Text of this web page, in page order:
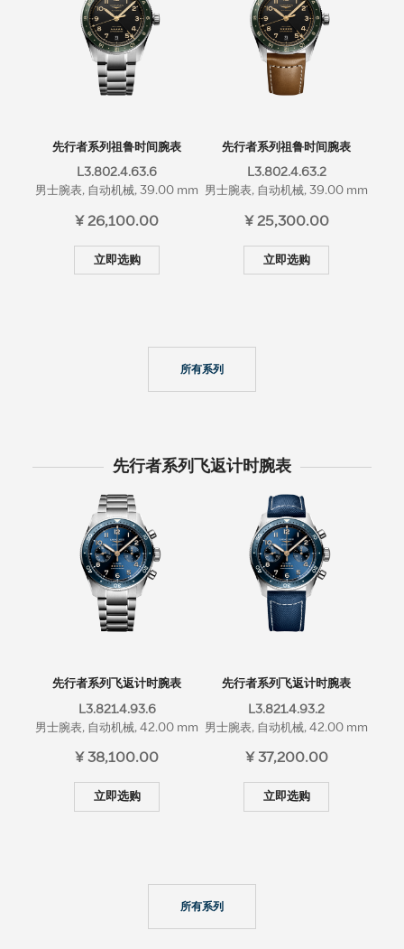
先行者系列祖鲁时间腕表
L3.802.4.63.6
男士腕表, 自动机械, 39.00 mm
¥ 26,100.00
立即选购
先行者系列祖鲁时间腕表
L3.802.4.63.2
男士腕表, 自动机械, 39.00 mm
¥ 25,300.00
立即选购
所有系列
先行者系列飞返计时腕表
先行者系列飞返计时腕表
L3.821.4.93.6
男士腕表, 自动机械, 42.00 mm
¥ 38,100.00
立即选购
先行者系列飞返计时腕表
L3.821.4.93.2
男士腕表, 自动机械, 42.00 mm
¥ 37,200.00
立即选购
所有系列